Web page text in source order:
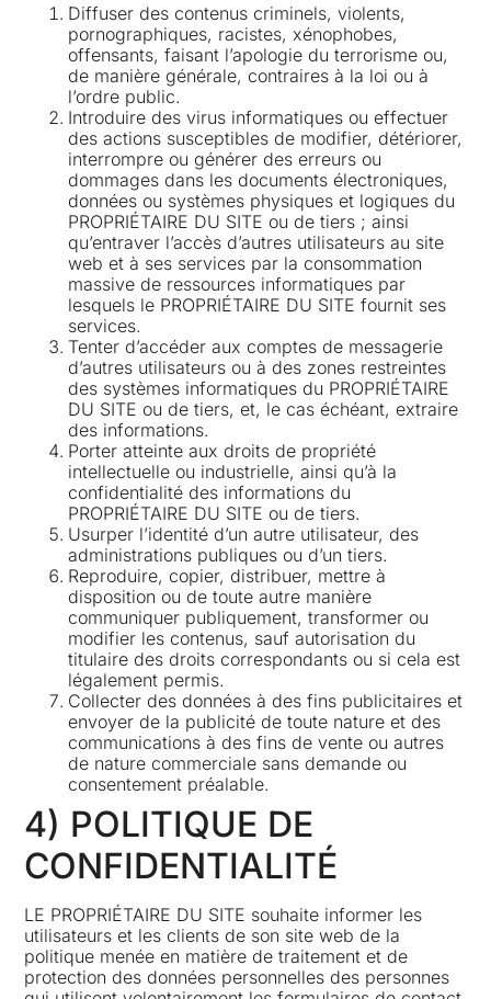
Diffuser des contenus criminels, violents,
pornographiques, racistes, xénophobes,
offensants, faisant l’apologie du terrorisme ou,
de manière générale, contraires à la loi ou à
l’ordre public.
Introduire des virus informatiques ou effectuer
des actions susceptibles de modifier, détériorer,
interrompre ou générer des erreurs ou
dommages dans les documents électroniques,
données ou systèmes physiques et logiques du
PROPRIÉTAIRE DU SITE ou de tiers ; ainsi
qu’entraver l’accès d’autres utilisateurs au site
web et à ses services par la consommation
massive de ressources informatiques par
lesquels le PROPRIÉTAIRE DU SITE fournit ses
services.
Tenter d’accéder aux comptes de messagerie
d’autres utilisateurs ou à des zones restreintes
des systèmes informatiques du PROPRIÉTAIRE
DU SITE ou de tiers, et, le cas échéant, extraire
des informations.
Porter atteinte aux droits de propriété
intellectuelle ou industrielle, ainsi qu’à la
confidentialité des informations du
PROPRIÉTAIRE DU SITE ou de tiers.
Usurper l’identité d’un autre utilisateur, des
administrations publiques ou d’un tiers.
Reproduire, copier, distribuer, mettre à
disposition ou de toute autre manière
communiquer publiquement, transformer ou
modifier les contenus, sauf autorisation du
titulaire des droits correspondants ou si cela est
légalement permis.
Collecter des données à des fins publicitaires et
envoyer de la publicité de toute nature et des
communications à des fins de vente ou autres
de nature commerciale sans demande ou
consentement préalable.
4) POLITIQUE DE
CONFIDENTIALITÉ
LE PROPRIÉTAIRE DU SITE souhaite informer les
utilisateurs et les clients de son site web de la
politique menée en matière de traitement et de
protection des données personnelles des personnes